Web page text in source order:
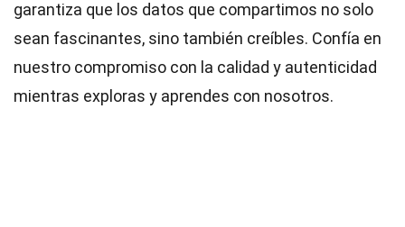
garantiza que los datos que compartimos no solo
sean fascinantes, sino también creíbles. Confía en
nuestro compromiso con la calidad y autenticidad
mientras exploras y aprendes con nosotros.